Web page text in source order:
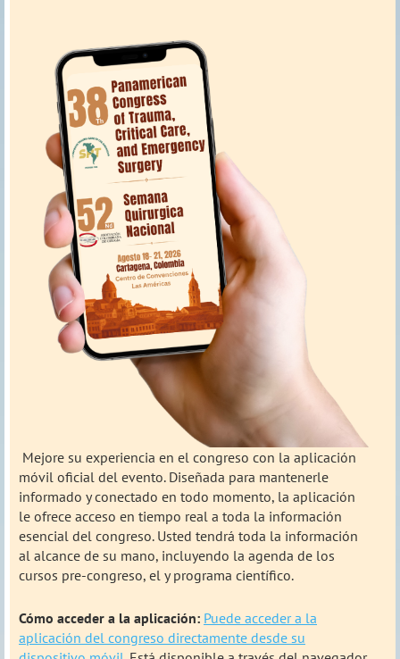
Mejore su experiencia en el congreso con la aplicación
móvil oficial del evento. Diseñada para mantenerle
informado y conectado en todo momento, la aplicación
le ofrece acceso en tiempo real a toda la información
esencial del congreso. Usted tendrá toda la información
al alcance de su mano, incluyendo la agenda de los
cursos pre-congreso, el y programa científico.
Cómo acceder a la aplicación: Puede acceder a la
aplicación del congreso directamente desde su